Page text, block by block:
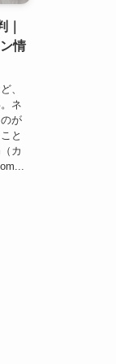
情
、
ネ
が
と
カ